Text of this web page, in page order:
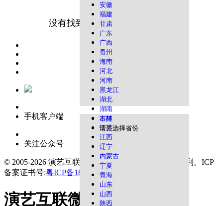
安徽
福建
甘肃
广东
广西
贵州
海南
河北
河南
黑龙江
湖北
湖南
吉林
江苏
江西
辽宁
内蒙古
宁夏
青海
山东
山西
陕西
不限
请先选择省份
没有找到您想要的演艺人才哦！
手机客户端
关注公众号
© 2005-2026 演艺互联平台 版权所有，并保留所有权利。 ICP
备案证书号:粤ICP备18130881号
演艺互联微博